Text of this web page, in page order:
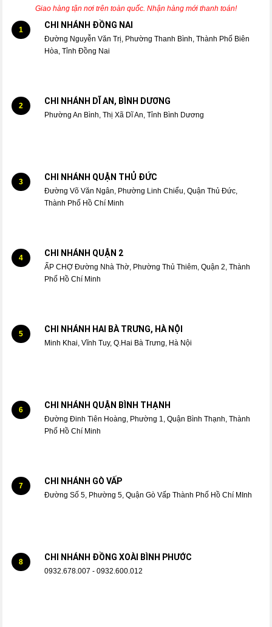
Giao hàng tận nơi trên toàn quốc. Nhận hàng mới thanh toán!
1 CHI NHÁNH ĐỒNG NAI
Đường Nguyễn Văn Trị, Phường Thanh Bình, Thành Phố Biên
Hòa, Tỉnh Đồng Nai
2 CHI NHÁNH DĨ AN, BÌNH DƯƠNG
Phường An Bình, Thị Xã Dĩ An, Tỉnh Bình Dương
3 CHI NHÁNH QUẬN THỦ ĐỨC
Đường Võ Văn Ngân, Phường Linh Chiểu, Quận Thủ Đức,
Thành Phố Hồ Chí Minh
4 CHI NHÁNH QUẬN 2
ẤP CHỢ Đường Nhà Thờ, Phường Thủ Thiêm, Quận 2, Thành
Phố Hồ Chí Minh
5 CHI NHÁNH HAI BÀ TRƯNG, HÀ NỘI
Minh Khai, Vĩnh Tuy, Q.Hai Bà Trưng, Hà Nội
6 CHI NHÁNH QUẬN BÌNH THẠNH
Đường Đinh Tiên Hoàng, Phường 1, Quận Bình Thạnh, Thành
Phố Hồ Chí Minh
7 CHI NHÁNH GÒ VẤP
Đường Số 5, Phường 5, Quận Gò Vấp Thành Phố Hồ Chí MInh
8 CHI NHÁNH ĐỒNG XOÀI BÌNH PHƯỚC
0932.678.007 - 0932.600.012